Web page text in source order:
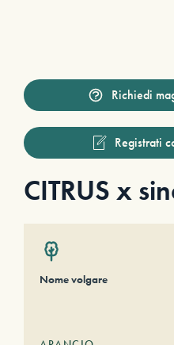
Richiedi
Registrati
CITRUS x
Nome volgare